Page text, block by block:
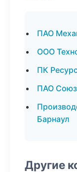
ПАО
ООО
ПК
ПАО
Барнаул
Другие